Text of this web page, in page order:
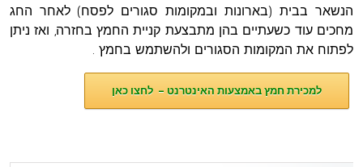
הנשאר בבית (בארונות ובמקומות סגורים לפסח) לאחר החג
מחכים עוד כשעתיים בהן מתבצעת קניית החמץ בחזרה, ואז ניתן
לפתוח את המקומות הסגורים ולהשתמש בחמץ .
למכירת חמץ באמצעות האינטרנט – לחצו כאן